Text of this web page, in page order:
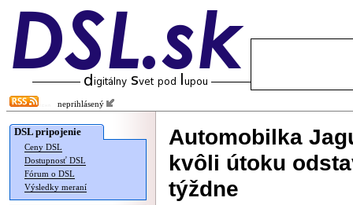
neprihlásený
DSL pripojenie
Ceny DSL
Dostupnosť DSL
Fórum o DSL
Výsledky meraní
Automobilka
kvôli útoku
týždne